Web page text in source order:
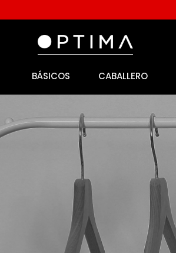
BÁSICOS CABALLERO
licencia
3.
playeras dama
pantalones caballero
playera polo